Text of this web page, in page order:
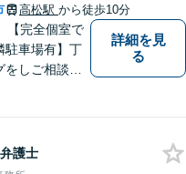
高松駅 から徒歩10分
【完全個室で
駐車場有】丁
しご相談者
みの方はぜ
。
詳細を見
る
弁護士